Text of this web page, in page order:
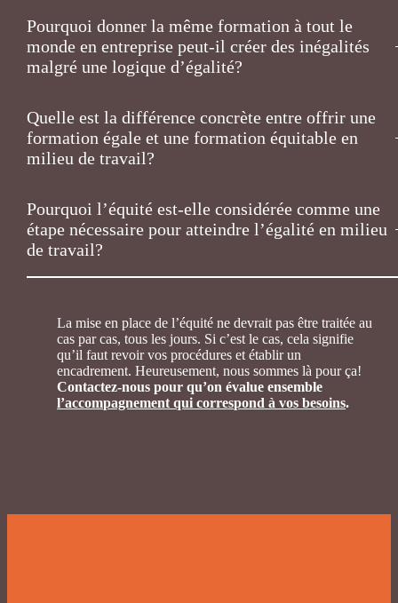
Pourquoi donner la même formation à tout le
monde en entreprise peut-il créer des inégalités
malgré une logique d’égalité?
Quelle est la différence concrète entre offrir une
formation égale et une formation équitable en
milieu de travail?
Pourquoi l’équité est-elle considérée comme une
étape nécessaire pour atteindre l’égalité en milieu
de travail?
La mise en place de l’équité ne devrait pas être traitée au
cas par cas, tous les jours. Si c’est le cas, cela signifie
qu’il faut revoir vos procédures et établir un
encadrement. Heureusement, nous sommes là pour ça!
Contactez-nous pour qu’on évalue ensemble
l’accompagnement qui correspond à vos besoins.